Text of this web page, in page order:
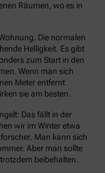
Räumen, wo es in
Die normalen
Helligkeit. Es gibt
zum Start in den
Wenn man sich
Meter entfernt
sie am besten.
Das fällt in der
wir im Winter etwa
Man kann sich
Aber man sollte
beibehalten.